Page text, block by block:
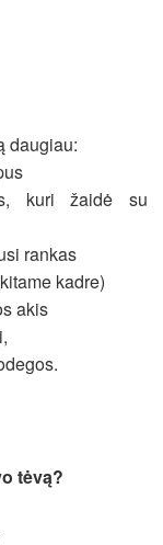
daugiau:
kuri žaidė su
rankas
kadre)
akis
tėvą?